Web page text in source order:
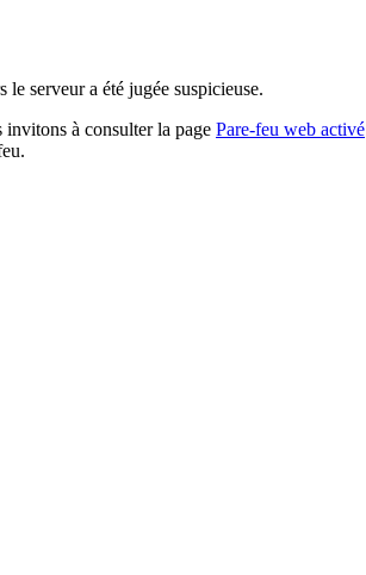
serveur a été jugée suspicieuse.
invitons à consulter la page Pare-feu web activé